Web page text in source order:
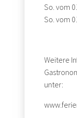
So. vom
So. vom
Weitere
unter: